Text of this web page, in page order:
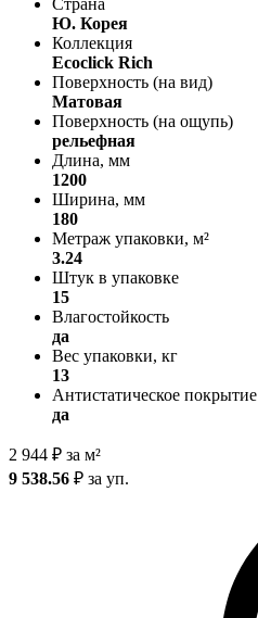
Ю. Корея
Коллекция
Ecoclick Rich
Поверхность (на вид)
Матовая
Поверхность (на ощупь)
рельефная
Длина, мм
1200
Ширина, мм
180
Метраж упаковки, м²
3.24
Штук в упаковке
15
Влагостойкость
да
Вес упаковки, кг
13
Антистатическое покрытие
да
2 944 ₽ за м²
9 538.56 ₽ за уп.